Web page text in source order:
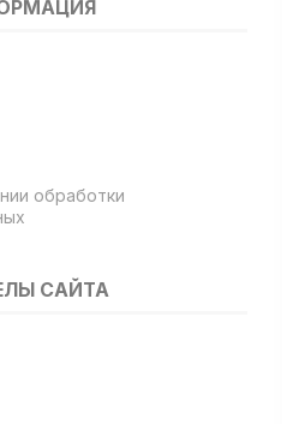
обработки
САЙТА